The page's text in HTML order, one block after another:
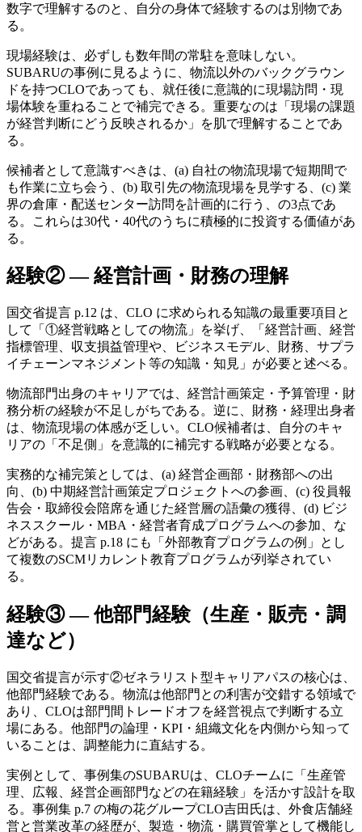
数字で理解するのと、自分の身体で経験するのは別物であ
る。
現場経験は、必ずしも数年間の常駐を意味しない。
SUBARUの事例に見るように、物流以外のバックグラウン
ドを持つCLOであっても、就任後に意識的に現場訪問・現
場体験を重ねることで補完できる。重要なのは「現場の課題
が経営判断にどう反映されるか」を肌で理解することであ
る。
候補者として意識すべきは、(a) 自社の物流現場で短期間で
も作業に立ち会う、(b) 取引先の物流現場を見学する、(c) 業
界の倉庫・配送センター訪問を計画的に行う、の3点であ
る。これらは30代・40代のうちに積極的に投資する価値があ
る。
経験② — 経営計画・財務の理解
国交省提言 p.12 は、CLO に求められる知識の最重要項目と
して「①経営戦略としての物流」を挙げ、「経営計画、経営
指標管理、収支損益管理や、ビジネスモデル、財務、サプラ
イチェーンマネジメント等の知識・知見」が必要と述べる。
物流部門出身のキャリアでは、経営計画策定・予算管理・財
務分析の経験が不足しがちである。逆に、財務・経理出身者
は、物流現場の体感が乏しい。CLO候補者は、自分のキャ
リアの「不足側」を意識的に補完する戦略が必要となる。
実務的な補完策としては、(a) 経営企画部・財務部への出
向、(b) 中期経営計画策定プロジェクトへの参画、(c) 役員報
告会・取締役会陪席を通じた経営層の語彙の獲得、(d) ビジ
ネススクール・MBA・経営者育成プログラムへの参加、な
どがある。提言 p.18 にも「外部教育プログラムの例」とし
て複数のSCMリカレント教育プログラムが列挙されてい
る。
経験③ — 他部門経験（生産・販売・調
達など）
国交省提言が示す②ゼネラリスト型キャリアパスの核心は、
他部門経験である。物流は他部門との利害が交錯する領域で
あり、CLOは部門間トレードオフを経営視点で判断する立
場にある。他部門の論理・KPI・組織文化を内側から知って
いることは、調整能力に直結する。
実例として、事例集のSUBARUは、CLOチームに「生産管
理、広報、経営企画部門などの在籍経験」を活かす設計を取
る。事例集 p.7 の梅の花グループCLO吉田氏は、外食店舗経
営と営業改革の経歴が、製造・物流・購買管掌として機能し